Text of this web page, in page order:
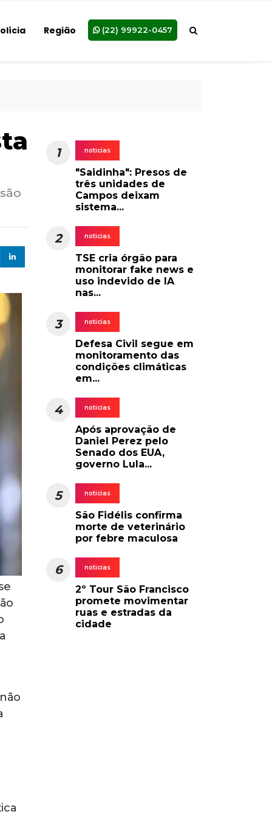
Região (22) 99922-0457
1 noticias
"Saidinha": Presos de
três unidades de
Campos deixam
sistema...
2 noticias
TSE cria órgão para
monitorar fake news e
uso indevido de IA
nas...
3 noticias
Defesa Civil segue em
monitoramento das
condições climáticas
em...
4 noticias
Após aprovação de
Daniel Perez pelo
Senado dos EUA,
governo Lula...
5 noticias
São Fidélis confirma
morte de veterinário
por febre maculosa
6 noticias
2º Tour São Francisco
promete movimentar
ruas e estradas da
cidade